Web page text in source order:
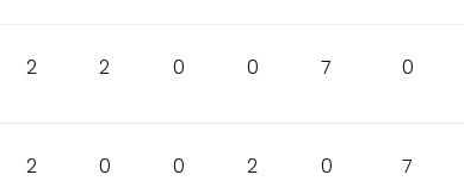
2 2 0 0 7 0
2 0 0 2 0 7